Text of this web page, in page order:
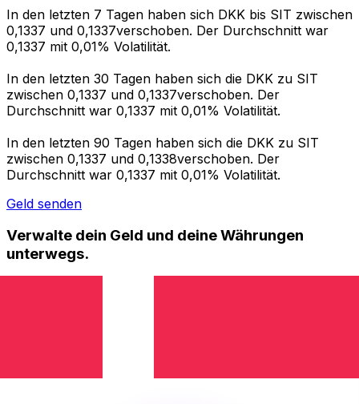
In den letzten 7 Tagen haben sich DKK bis SIT zwischen
0,1337 und 0,1337verschoben. Der Durchschnitt war
0,1337 mit 0,01% Volatilität.
In den letzten 30 Tagen haben sich die DKK zu SIT
zwischen 0,1337 und 0,1337verschoben. Der
Durchschnitt war 0,1337 mit 0,01% Volatilität.
In den letzten 90 Tagen haben sich die DKK zu SIT
zwischen 0,1337 und 0,1338verschoben. Der
Durchschnitt war 0,1337 mit 0,01% Volatilität.
Geld senden
Verwalte dein Geld und deine Währungen
unterwegs.